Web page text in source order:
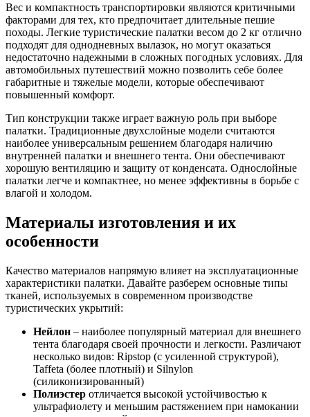
Вес и компактность транспортировки являются критичными
факторами для тех, кто предпочитает длительные пешие
походы. Легкие туристические палатки весом до 2 кг отлично
подходят для однодневных вылазок, но могут оказаться
недостаточно надежными в сложных погодных условиях. Для
автомобильных путешествий можно позволить себе более
габаритные и тяжелые модели, которые обеспечивают
повышенный комфорт.
Тип конструкции также играет важную роль при выборе
палатки. Традиционные двухслойные модели считаются
наиболее универсальным решением благодаря наличию
внутренней палатки и внешнего тента. Они обеспечивают
хорошую вентиляцию и защиту от конденсата. Однослойные
палатки легче и компактнее, но менее эффективны в борьбе с
влагой и холодом.
Материалы изготовления и их
особенности
Качество материалов напрямую влияет на эксплуатационные
характеристики палатки. Давайте разберем основные типы
тканей, используемых в современном производстве
туристических укрытий:
Нейлон – наиболее популярный материал для внешнего
тента благодаря своей прочности и легкости. Различают
несколько видов: Ripstop (с усиленной структурой),
Taffeta (более плотный) и Silnylon
(силиконизированный)
Полиэстер отличается высокой устойчивостью к
ультрафиолету и меньшим растяжением при намокании